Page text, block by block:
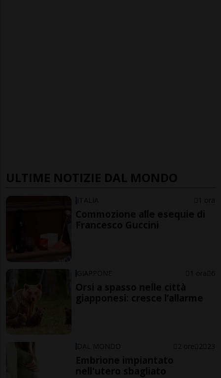
ULTIME NOTIZIE DAL MONDO
ITALIA 1 ora
Commozione alle esequie di
Francesco Guccini
GIAPPONE 1 ora 6
Orsi a spasso nelle città
giapponesi: cresce l’allarme
DAL MONDO 2 ore 2 23
Embrione impiantato
nell'utero sbagliato